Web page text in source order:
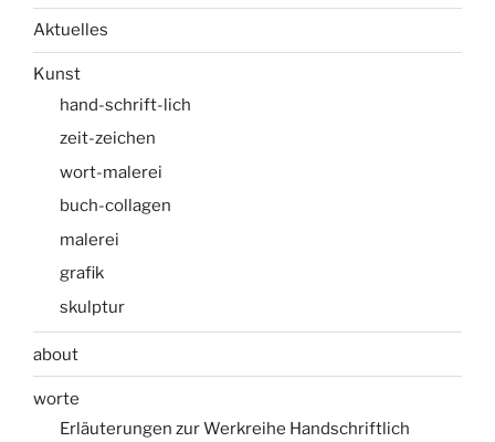
Aktuelles
Kunst
hand-schrift-lich
zeit-zeichen
wort-malerei
buch-collagen
malerei
grafik
skulptur
about
worte
Erläuterungen zur Werkreihe Handschriftlich